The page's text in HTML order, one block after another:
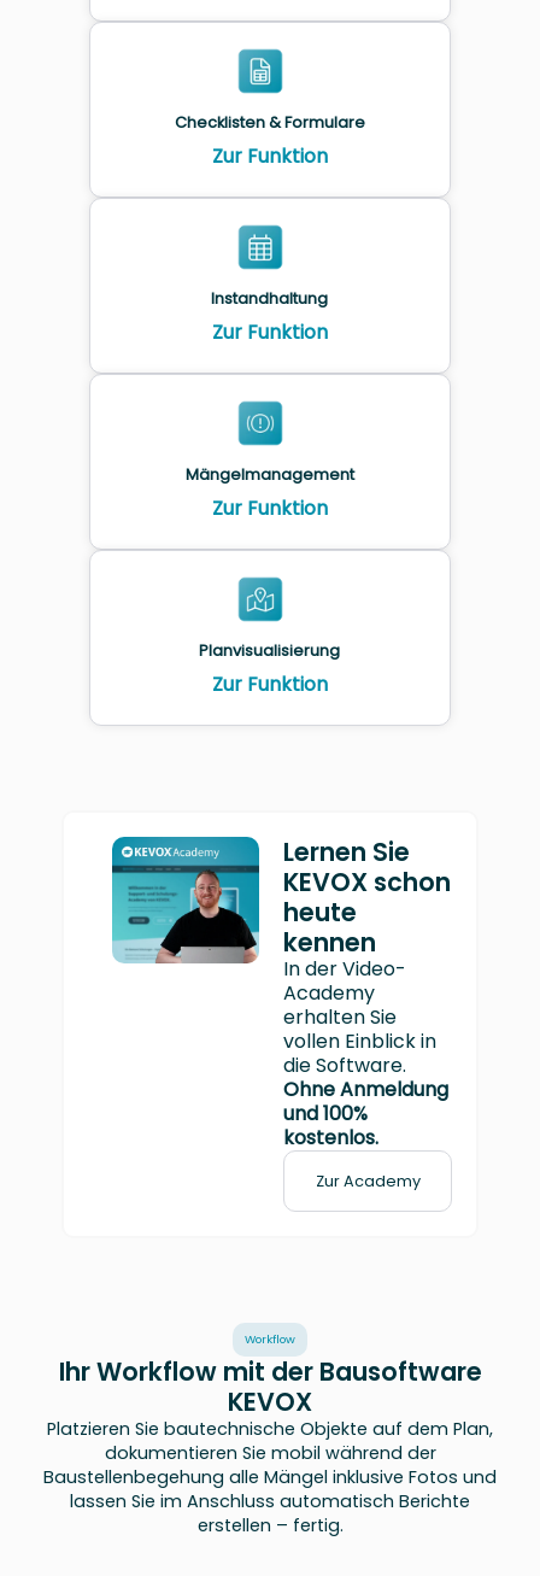
Checklisten & Formulare
Zur Funktion
Instandhaltung
Zur Funktion
Mängelmanagement
Zur Funktion
Planvisualisierung
Zur Funktion
Lernen Sie
KEVOX schon
heute
kennen
In der Video-
Academy
erhalten Sie
vollen Einblick in
die Software.
Ohne Anmeldung
und 100%
kostenlos.
Zur Academy
Workflow
Ihr Workflow mit der Bausoftware
KEVOX
Platzieren Sie bautechnische Objekte auf dem Plan,
dokumentieren Sie mobil während der
Baustellenbegehung alle Mängel inklusive Fotos und
lassen Sie im Anschluss automatisch Berichte
erstellen – fertig.